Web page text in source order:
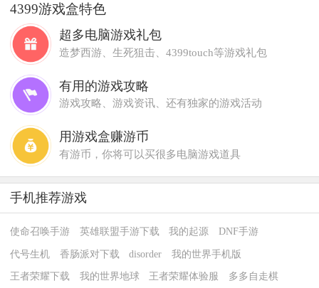
4399游戏盒特色
超多电脑游戏礼包
造梦西游、生死狙击、4399touch等游戏礼包
有用的游戏攻略
游戏攻略、游戏资讯、还有独家的游戏活动
用游戏盒赚游币
有游币，你将可以买很多电脑游戏道具
手机推荐游戏
使命召唤手游 英雄联盟手游下载 我的起源 DNF手游
代号生机 香肠派对下载 disorder 我的世界手机版
王者荣耀下载 我的世界地球 王者荣耀体验服 多多自走棋